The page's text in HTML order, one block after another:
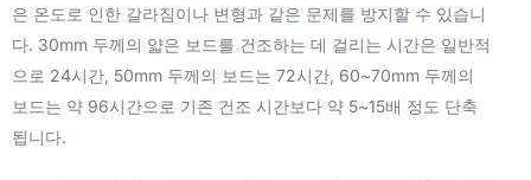
은 온도로 인한 갈라짐이나 변형과 같은 문제를 방지할 수 있습니
다. 30mm 두께의 얇은 보드를 건조하는 데 걸리는 시간은 일반적
으로 24시간, 50mm 두께의 보드는 72시간, 60~70mm 두께의
보드는 약 96시간으로 기존 건조 시간보다 약 5~15배 정도 단축
됩니다.